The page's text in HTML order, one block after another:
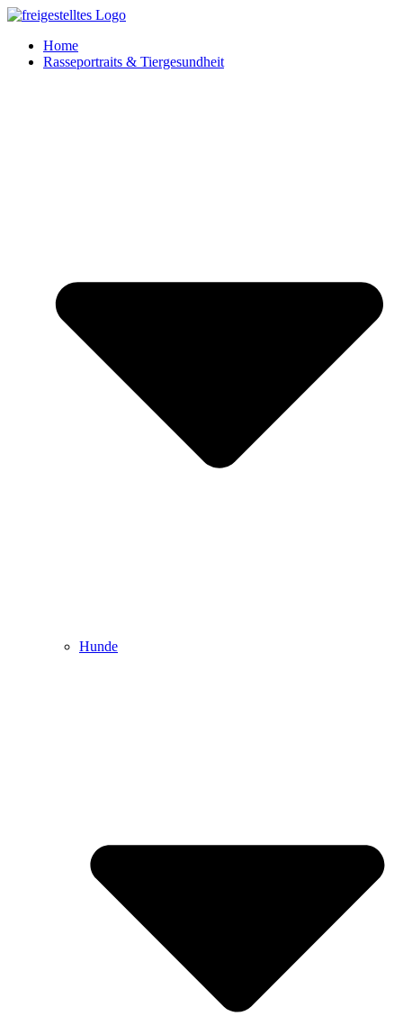
Zum
springenHome
Rasseportraits & Tiergesundheit
Hunde